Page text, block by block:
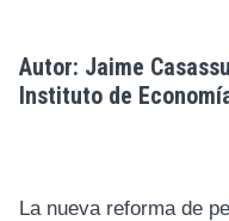
Autor: Jaime
Instituto de
La nueva reforma de